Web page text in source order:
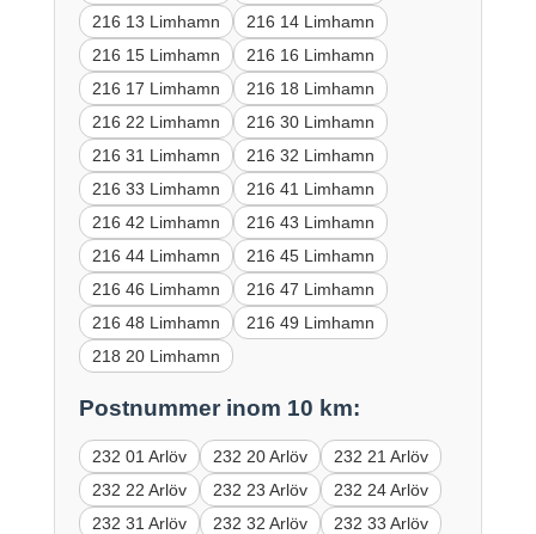
216 13 Limhamn
216 14 Limhamn
216 15 Limhamn
216 16 Limhamn
216 17 Limhamn
216 18 Limhamn
216 22 Limhamn
216 30 Limhamn
216 31 Limhamn
216 32 Limhamn
216 33 Limhamn
216 41 Limhamn
216 42 Limhamn
216 43 Limhamn
216 44 Limhamn
216 45 Limhamn
216 46 Limhamn
216 47 Limhamn
216 48 Limhamn
216 49 Limhamn
218 20 Limhamn
Postnummer inom 10 km:
232 01 Arlöv 232 20 Arlöv
232 21 Arlöv
232 22 Arlöv
232 23 Arlöv
232 24 Arlöv
232 31 Arlöv
232 32 Arlöv
232 33 Arlöv